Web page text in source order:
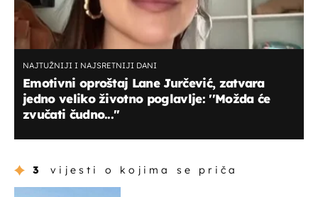
NAJTUŽNIJI I NAJSRETNIJI DANI
Emotivni oproštaj Lane Jurčević, zatvara
jedno veliko životno poglavlje: ''Možda će
zvučati čudno...''
3 vijesti o kojima se priča